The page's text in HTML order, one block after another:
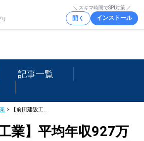
＼ スキマ時間でSPI対策 ／
開く インストール
記事一覧
> 【前田建設工業】平均年収927万円｜年収推移・業界・年代・役職別など徹底解説！
業】平均年収927万